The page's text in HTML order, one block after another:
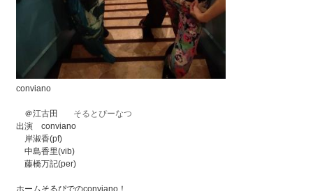
conviano
＠江古田
そるとぴーなつ
出演 conviano
岸淑香(pf)
中島香里(vib)
藤橋万記(per)
ホームそるぴでのconviano！